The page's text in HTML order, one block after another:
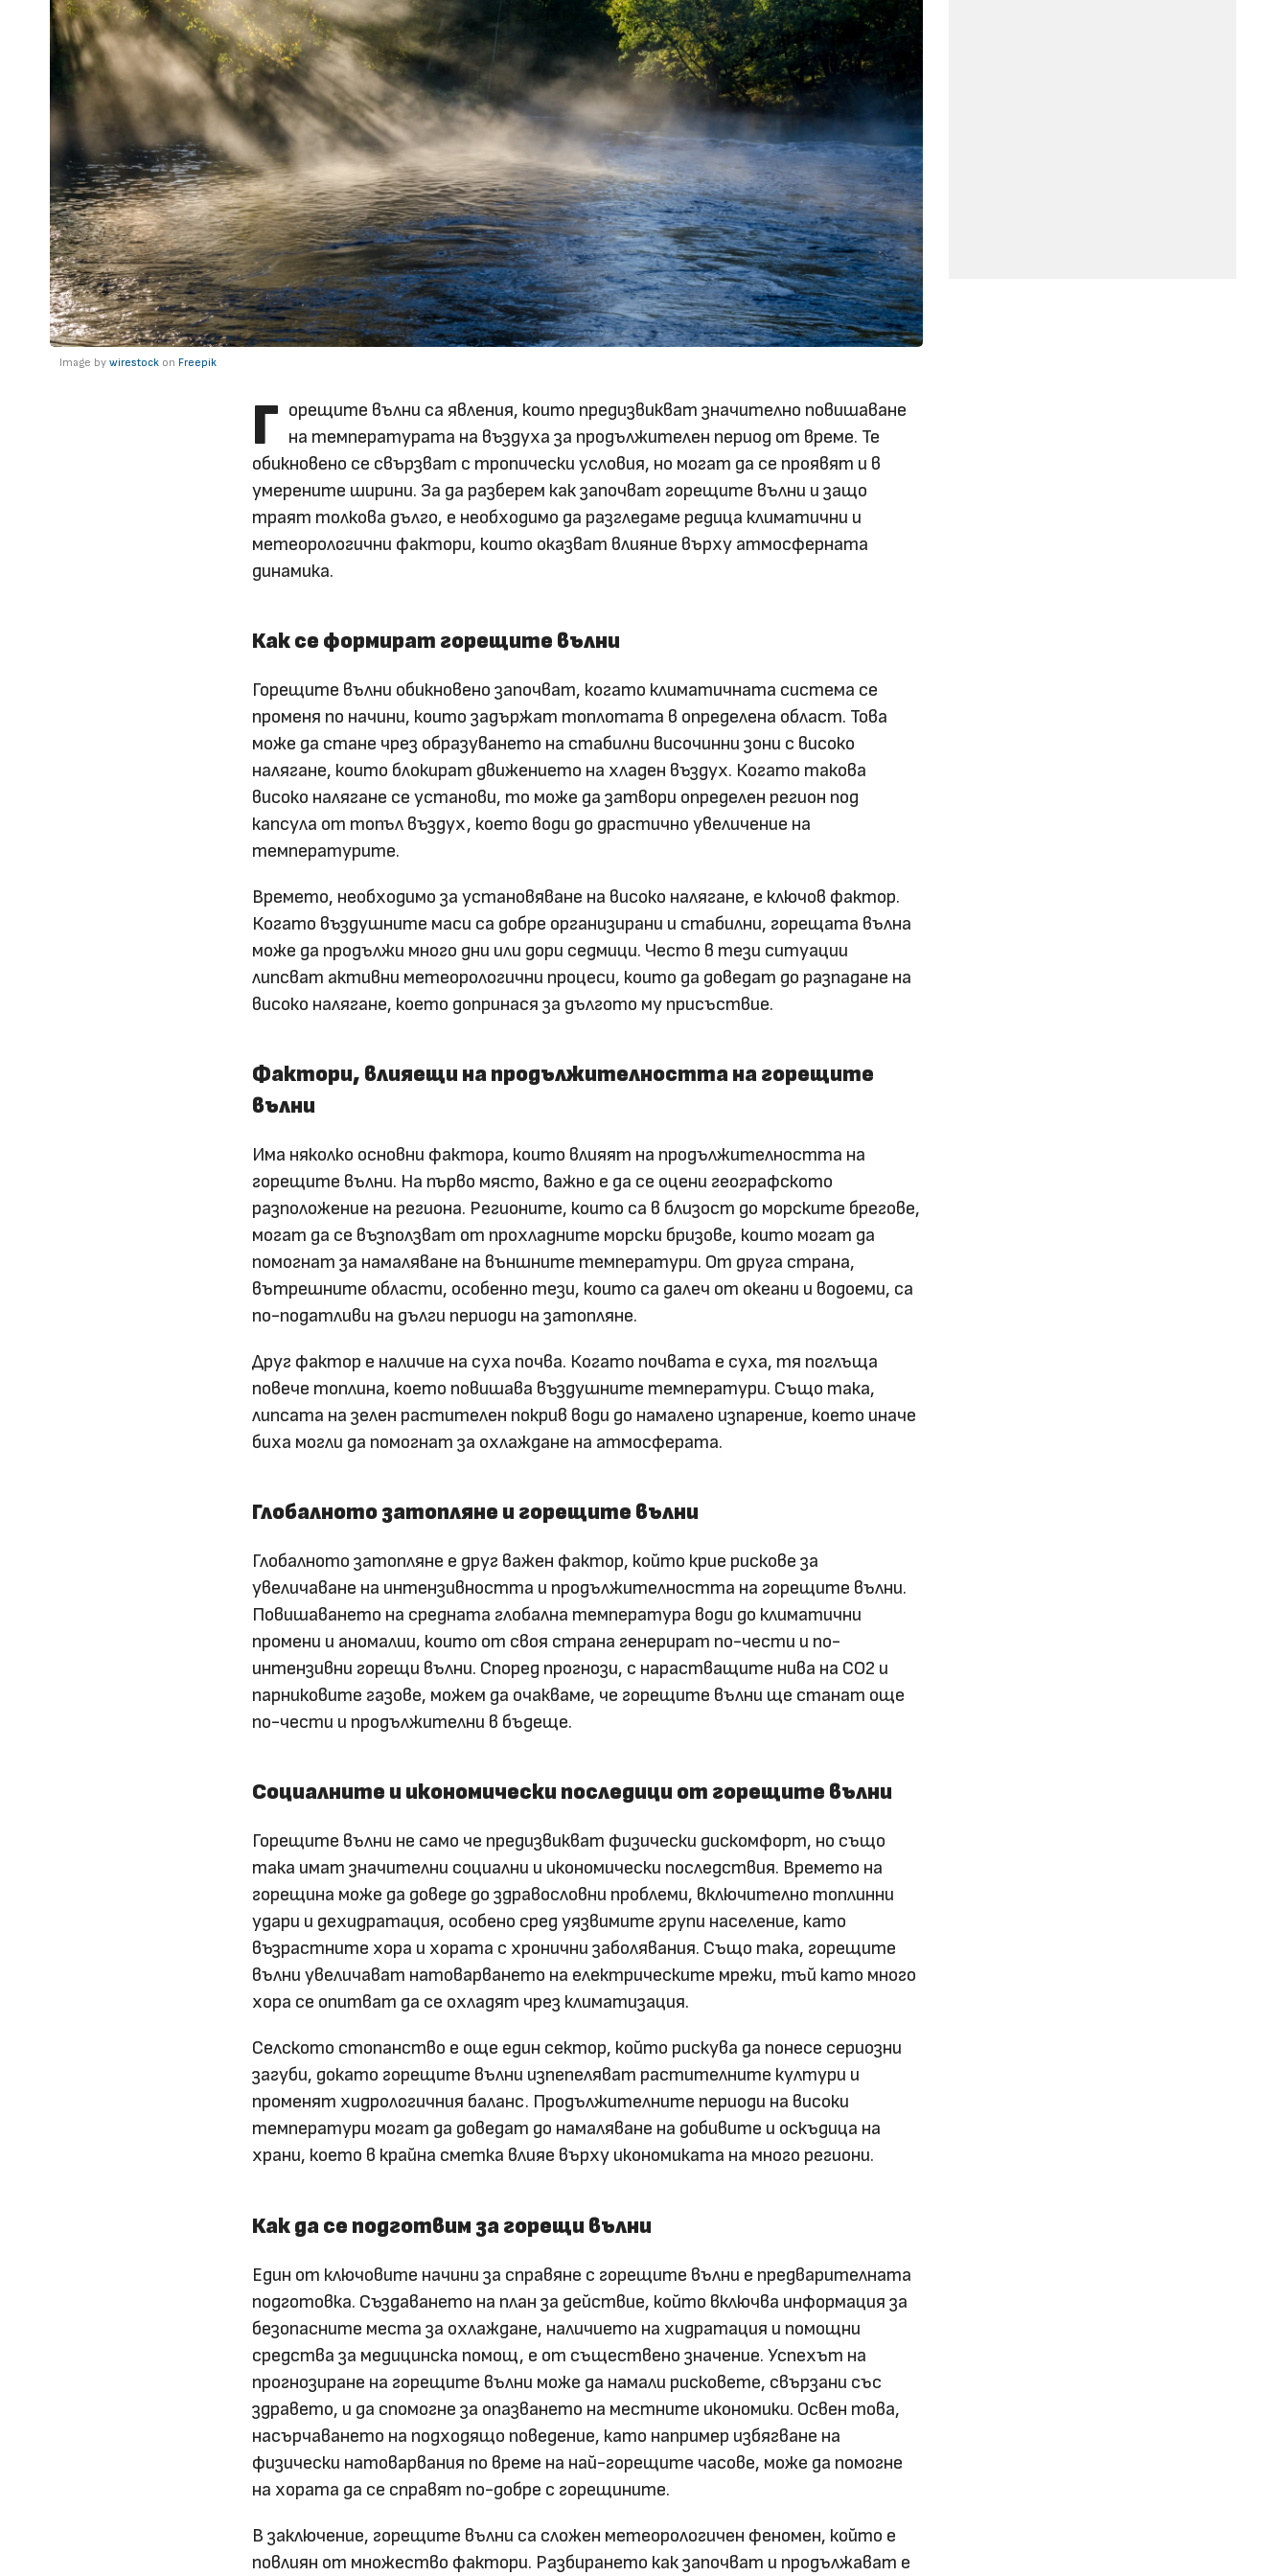
Image by wirestock on Freepik
Г орещите вълни са явления, които предизвикват значително повишаване
на температурата на въздуха за продължителен период от време. Те
обикновено се свързват с тропически условия, но могат да се проявят и в
умерените ширини. За да разберем как започват горещите вълни и защо
траят толкова дълго, е необходимо да разгледаме редица климатични и
метеорологични фактори, които оказват влияние върху атмосферната
динамика.
Как се формират горещите вълни
Горещите вълни обикновено започват, когато климатичната система се
променя по начини, които задържат топлотата в определена област. Това
може да стане чрез образуването на стабилни височинни зони с високо
налягане, които блокират движението на хладен въздух. Когато такова
високо налягане се установи, то може да затвори определен регион под
капсула от топъл въздух, което води до драстично увеличение на
температурите.
Времето, необходимо за установяване на високо налягане, е ключов фактор.
Когато въздушните маси са добре организирани и стабилни, горещата вълна
може да продължи много дни или дори седмици. Често в тези ситуации
липсват активни метеорологични процеси, които да доведат до разпадане на
високо налягане, което допринася за дългото му присъствие.
Фактори, влияещи на продължителността на горещите
вълни
Има няколко основни фактора, които влияят на продължителността на
горещите вълни. На първо място, важно е да се оцени географското
разположение на региона. Регионите, които са в близост до морските брегове,
могат да се възползват от прохладните морски бризове, които могат да
помогнат за намаляване на външните температури. От друга страна,
вътрешните области, особенно тези, които са далеч от океани и водоеми, са
по-податливи на дълги периоди на затопляне.
Друг фактор е наличие на суха почва. Когато почвата е суха, тя поглъща
повече топлина, което повишава въздушните температури. Също така,
липсата на зелен растителен покрив води до намалено изпарение, което иначе
биха могли да помогнат за охлаждане на атмосферата.
Глобалното затопляне и горещите вълни
Глобалното затопляне е друг важен фактор, който крие рискове за
увеличаване на интензивността и продължителността на горещите вълни.
Повишаването на средната глобална температура води до климатични
промени и аномалии, които от своя страна генерират по-чести и по-
интензивни горещи вълни. Според прогнози, с нарастващите нива на CO2 и
парниковите газове, можем да очакваме, че горещите вълни ще станат още
по-чести и продължителни в бъдеще.
Социалните и икономически последици от горещите вълни
Горещите вълни не само че предизвикват физически дискомфорт, но също
така имат значителни социални и икономически последствия. Времето на
горещина може да доведе до здравословни проблеми, включително топлинни
удари и дехидратация, особено сред уязвимите групи население, като
възрастните хора и хората с хронични заболявания. Също така, горещите
вълни увеличават натоварването на електрическите мрежи, тъй като много
хора се опитват да се охладят чрез климатизация.
Селското стопанство е още един сектор, който рискува да понесе сериозни
загуби, докато горещите вълни изпепеляват растителните култури и
променят хидрологичния баланс. Продължителните периоди на високи
температури могат да доведат до намаляване на добивите и оскъдица на
храни, което в крайна сметка влияе върху икономиката на много региони.
Как да се подготвим за горещи вълни
Един от ключовите начини за справяне с горещите вълни е предварителната
подготовка. Създаването на план за действие, който включва информация за
безопасните места за охлаждане, наличието на хидратация и помощни
средства за медицинска помощ, е от съществено значение. Успехът на
прогнозиране на горещите вълни може да намали рисковете, свързани със
здравето, и да спомогне за опазването на местните икономики. Освен това,
насърчаването на подходящо поведение, като например избягване на
физически натоварвания по време на най-горещите часове, може да помогне
на хората да се справят по-добре с горещините.
В заключение, горещите вълни са сложен метеорологичен феномен, който е
повлиян от множество фактори. Разбирането как започват и продължават е